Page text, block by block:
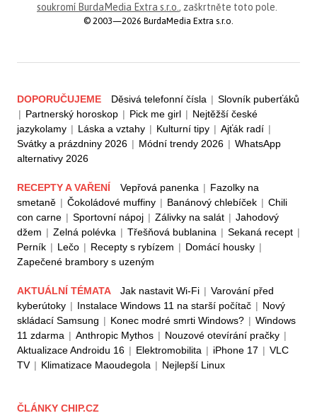
soukromí BurdaMedia Extra s.r.o. , zaškrtněte toto pole.
© 2003—2026 BurdaMedia Extra s.r.o.
DOPORUČUJEME Děsivá telefonní čísla | Slovník puberťáků
| Partnerský horoskop | Pick me girl | Nejtěžší české
jazykolamy | Láska a vztahy | Kulturní tipy | Ajťák radí |
Svátky a prázdniny 2026 | Módní trendy 2026 | WhatsApp
alternativy 2026
RECEPTY A VAŘENÍ Vepřová panenka | Fazolky na
smetaně | Čokoládové muffiny | Banánový chlebíček | Chili
con carne | Sportovní nápoj | Zálivky na salát | Jahodový
džem | Zelná polévka | Třešňová bublanina | Sekaná recept |
Perník | Lečo | Recepty s rybízem | Domácí housky |
Zapečené brambory s uzeným
AKTUÁLNÍ TÉMATA Jak nastavit Wi-Fi | Varování před
kyberútoky | Instalace Windows 11 na starší počítač | Nový
skládací Samsung | Konec modré smrti Windows? | Windows
11 zdarma | Anthropic Mythos | Nouzové otevírání pračky |
Aktualizace Androidu 16 | Elektromobilita | iPhone 17 | VLC
TV | Klimatizace Maoudegola | Nejlepší Linux
ČLÁNKY CHIP.CZ